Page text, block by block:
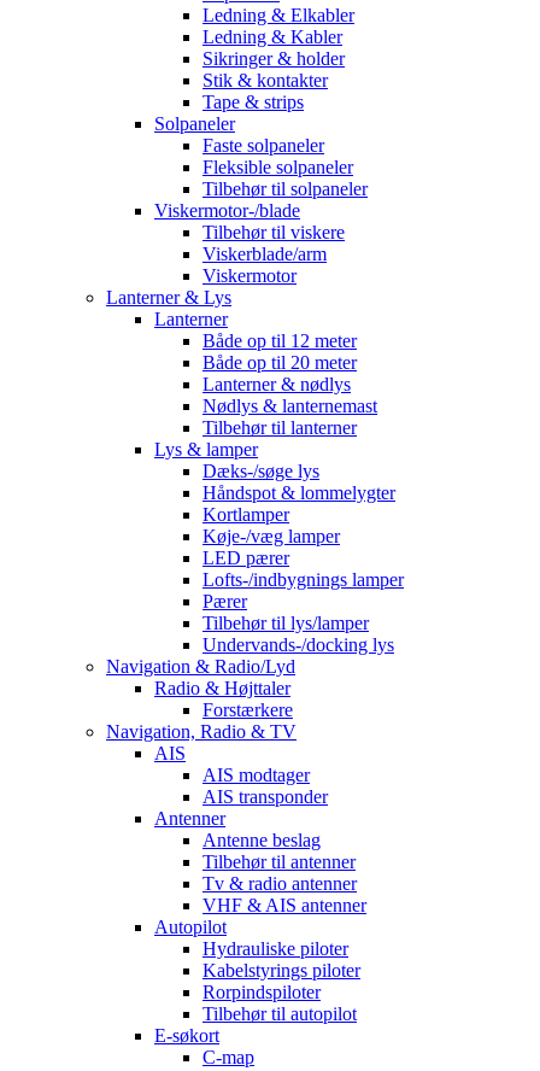
Ledning & Elkabler
Ledning & Kabler
Sikringer & holder
Stik & kontakter
Tape & strips
Solpaneler
Faste solpaneler
Fleksible solpaneler
Tilbehør til solpaneler
Viskermotor-/blade
Tilbehør til viskere
Viskerblade/arm
Viskermotor
Lanterner & Lys
Lanterner
Både op til 12 meter
Både op til 20 meter
Lanterner & nødlys
Nødlys & lanternemast
Tilbehør til lanterner
Lys & lamper
Dæks-/søge lys
Håndspot & lommelygter
Kortlamper
Køje-/væg lamper
LED pærer
Lofts-/indbygnings lamper
Pærer
Tilbehør til lys/lamper
Undervands-/docking lys
Navigation & Radio/Lyd
Radio & Højttaler
Forstærkere
Navigation, Radio & TV
AIS
AIS modtager
AIS transponder
Antenner
Antenne beslag
Tilbehør til antenner
Tv & radio antenner
VHF & AIS antenner
Autopilot
Hydrauliske piloter
Kabelstyrings piloter
Rorpindspiloter
Tilbehør til autopilot
E-søkort
C-map